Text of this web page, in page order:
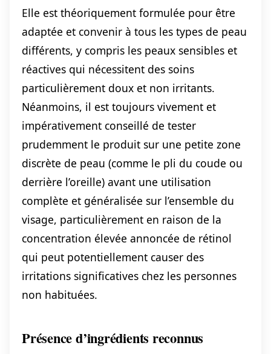
Elle est théoriquement formulée pour être
adaptée et convenir à tous les types de peau
différents, y compris les peaux sensibles et
réactives qui nécessitent des soins
particulièrement doux et non irritants.
Néanmoins, il est toujours vivement et
impérativement conseillé de tester
prudemment le produit sur une petite zone
discrète de peau (comme le pli du coude ou
derrière l’oreille) avant une utilisation
complète et généralisée sur l’ensemble du
visage, particulièrement en raison de la
concentration élevée annoncée de rétinol
qui peut potentiellement causer des
irritations significatives chez les personnes
non habituées.
Présence d’ingrédients reconnus